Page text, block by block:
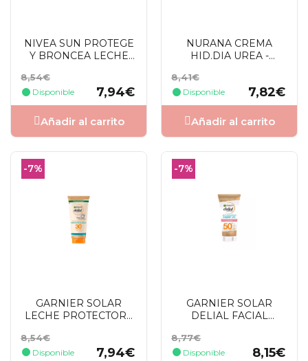
NIVEA SUN PROTEGE
Y BRONCEA LECHE
Precio
base
8,54€
Disponible
Precio
7,94€
Añadir al carrito
NURANA CREMA
HID.DIA UREA -
Precio
base
8,41€
Disponible
Precio
7,82€
Añadir al carrito
-7%
GARNIER SOLAR
LECHE PROTECTORA
Precio
base
8,54€
Disponible
Precio
7,94€
-7%
GARNIER SOLAR
DELIAL FACIAL
FPS 50+ 50 ML
Precio
base
8,77€
Disponible
Precio
8,15€